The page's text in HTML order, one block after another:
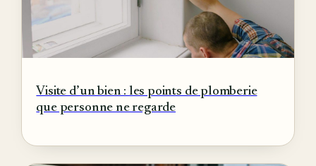
Visite d’un bien : les points de plomberie
que personne ne regarde